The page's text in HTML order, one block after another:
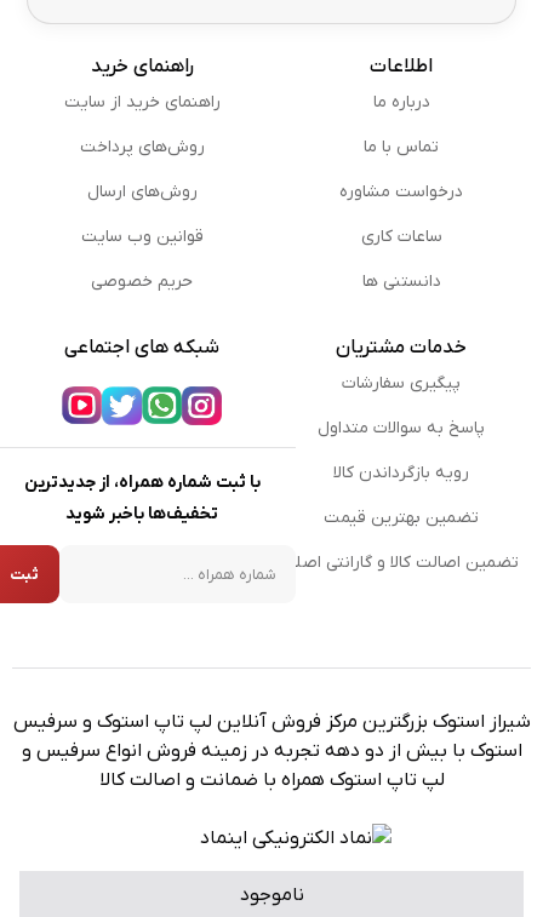
ناموجود
اطلاعات
درباره ما
تماس با ما
درخواست مشاوره
ساعات کاری
دانستنی ها
راهنمای خرید
راهنمای خرید از سایت
روش‌های پرداخت
روش‌های ارسال
قوانین وب سایت
حریم خصوصی
خدمات مشتریان
پیگیری سفارشات
پاسخ به سوالات متداول
رویه بازگرداندن کالا
تضمین بهترین قیمت
تضمین اصالت کالا و گارانتی اصلی
شبکه های اجتماعی
با ثبت شماره همراه، از جدیدترین
تخفیف‌ها باخبر شوید
شماره همراه
ثبت
شیراز استوک بزرگترین مرکز فروش آنلاین لپ تاپ استوک و سرفیس
استوک با بیش از دو دهه تجربه در زمینه فروش انواع سرفیس و
لپ تاپ استوک همراه با ضمانت و اصالت کالا